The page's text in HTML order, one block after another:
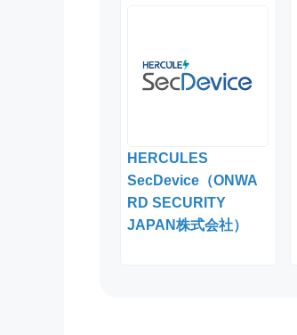
HERCULES
SecDevice（ONWA
RD SECURITY
JAPAN株式会社）